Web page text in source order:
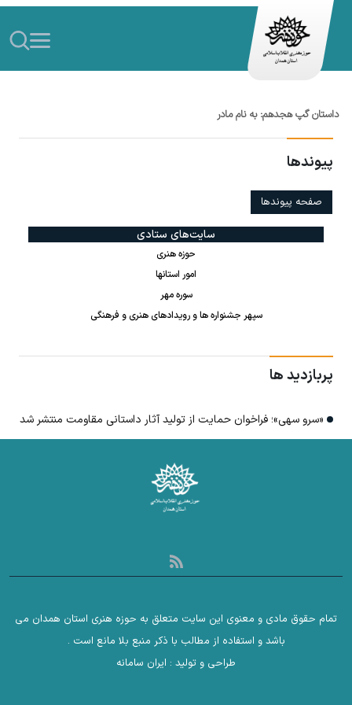
داستان گپ هجدهم: به نام مادر
پیوندها
صفحه پیوندها
سایت‌های ستادی
حوزه هنری
امور استانها
سوره مهر
سپهر جشنواره ها و رویدادهای هنری و فرهنگی
پربازدید ها
«سرو سهی»؛ فراخوان حمایت از تولید آثار داستانی مقاومت منتشر شد
تمام حقوق مادی و معنوی این سایت متعلق به حوزه هنری استان همدان می
باشد و استفاده از مطالب با ذکر منبع بلا مانع است .
طراحی و تولید : ایران سامانه